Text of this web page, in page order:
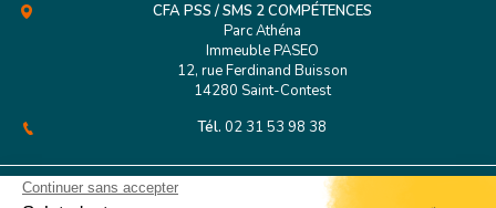
CFA PSS / SMS 2 COMPÉTENCES
Parc Athéna
Immeuble PASEO
12, rue Ferdinand Buisson
14280 Saint-Contest
Tél. 02 31 53 98 38